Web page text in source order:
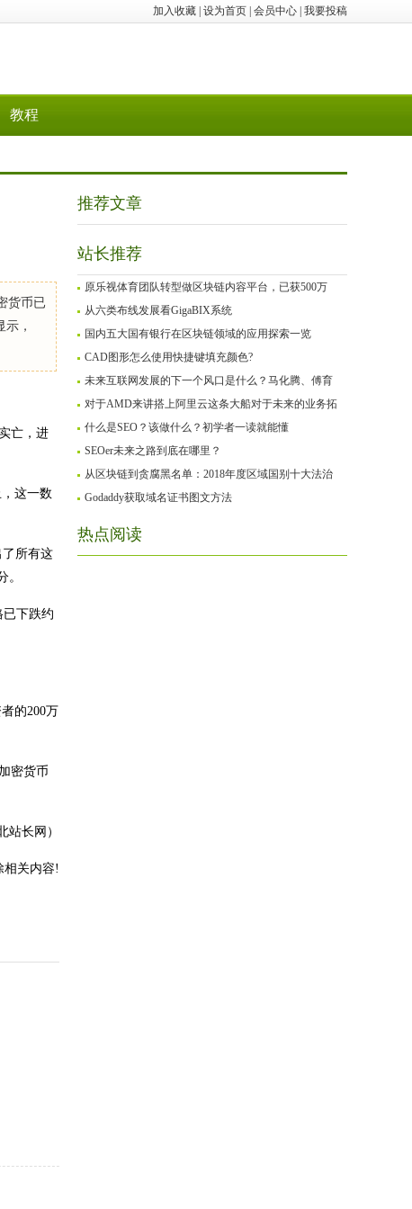
加入收藏 设为首页 会员中心 我要投稿
教程
货币已
，
亡，进
这一数
了所有这
。
已下跌约
的200万
密货币
站长网）
相关内容!
推荐文章
站长推荐
原乐视体育团队转型做区块链内容平台，已获500万
从六类布线发展看GigaBIX系统
国内五大国有银行在区块链领域的应用探索一览
CAD图形怎么使用快捷键填充颜色?
未来互联网发展的下一个风口是什么？马化腾、傅育
对于AMD来讲搭上阿里云这条大船对于未来的业务拓
什么是SEO？该做什么？初学者一读就能懂
SEOer未来之路到底在哪里？
从区块链到贪腐黑名单：2018年度区域国别十大法治
Godaddy获取域名证书图文方法
热点阅读